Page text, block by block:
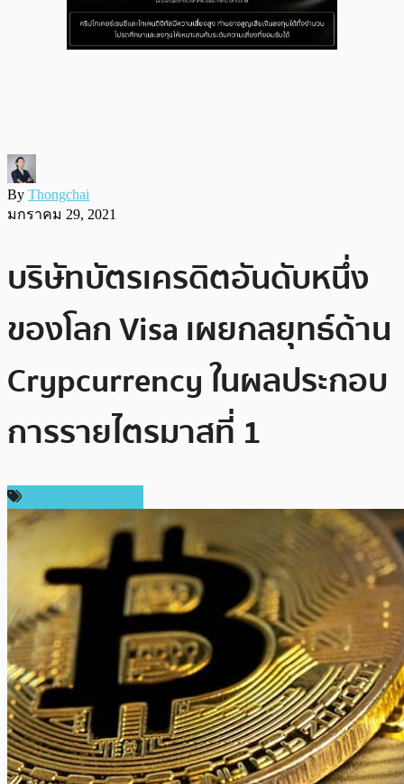
By Thongchai
มกราคม 29, 2021
บริษัทบัตรเครดิตอันดับหนึ่ง
ของโลก Visa เผยกลยุทธ์ด้าน
Crypcurrency ในผลประกอบ
การรายไตรมาสที่ 1